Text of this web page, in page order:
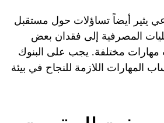
يثير أيضاً تساؤلات حول مستقبل
المصرفية إلى فقدان بعض
مهارات مختلفة. يجب على البنوك
المهارات اللازمة للنجاح في بيئة